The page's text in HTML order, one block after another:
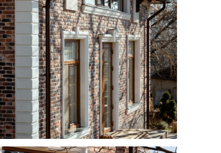
GHIVECE URBAN
Giga
Nova
Titan
Orion
Cilindru
Cubbo
Industrial